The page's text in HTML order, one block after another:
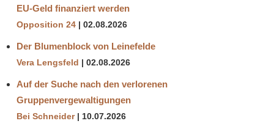
EU-Geld finanziert werden
Opposition 24 02.08.2026
Der Blumenblock von Leinefelde
Vera Lengsfeld 02.08.2026
Auf der Suche nach den verlorenen
Gruppenvergewaltigungen
Bei Schneider 10.07.2026